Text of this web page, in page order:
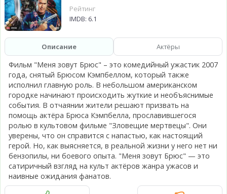
Рейтинг
IMDB: 6.1
Описание Актёры
Фильм "Меня зовут Брюс" – это комедийный ужастик 2007
года, снятый Брюсом Кэмпбеллом, который также
исполнил главную роль. В небольшом американском
городке начинают происходить жуткие и необъяснимые
события. В отчаянии жители решают призвать на
помощь актёра Брюса Кэмпбелла, прославившегося
ролью в культовом фильме "Зловещие мертвецы". Они
уверены, что он справится с напастью, как настоящий
герой. Но, как выясняется, в реальной жизни у него нет ни
бензопилы, ни боевого опыта. "Меня зовут Брюс" — это
сатиричный взгляд на культ актёров жанра ужасов и
наивные ожидания фанатов.